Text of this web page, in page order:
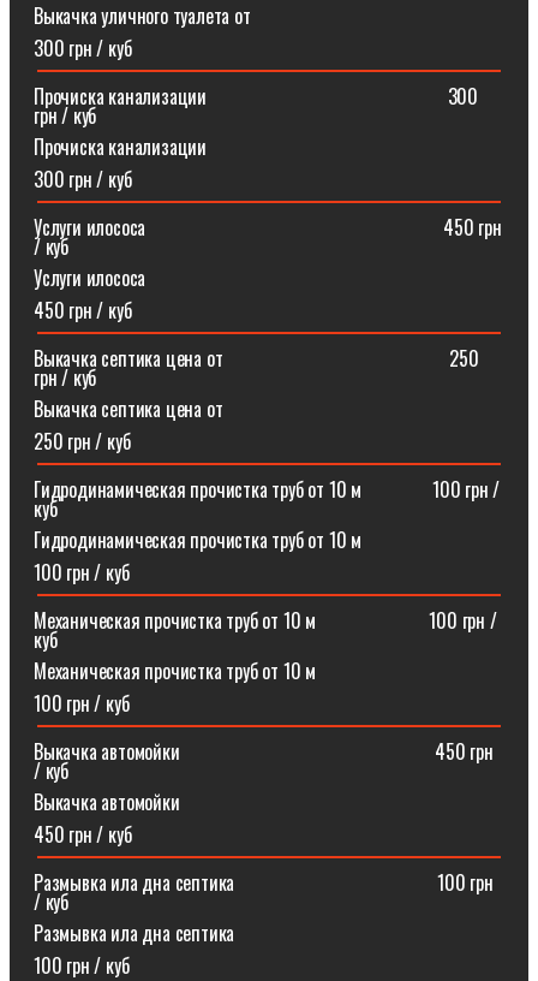
Выкачка уличного туалета от
300 грн / куб
Прочиска канализации⠀⠀⠀⠀⠀⠀⠀⠀⠀⠀⠀⠀⠀⠀⠀⠀⠀300
грн / куб
Прочиска канализации
300 грн / куб
Услуги илососа⠀⠀⠀⠀⠀⠀⠀⠀⠀⠀⠀⠀⠀⠀⠀⠀⠀⠀⠀⠀⠀450 грн
/ куб
Услуги илососа
450 грн / куб
Выкачка септика цена от⠀⠀⠀⠀⠀⠀⠀⠀⠀⠀⠀⠀⠀⠀⠀⠀250
грн / куб
Выкачка септика цена от
250 грн / куб
Гидродинамическая прочистка труб от 10 м⠀⠀⠀⠀⠀100 грн /
куб
Гидродинамическая прочистка труб от 10 м
100 грн / куб
Механическая прочистка труб от 10 м⠀⠀⠀⠀⠀⠀⠀⠀100 грн /
куб
Механическая прочистка труб от 10 м
100 грн / куб
Выкачка автомойки⠀⠀⠀⠀⠀⠀⠀⠀⠀⠀⠀⠀⠀⠀⠀⠀⠀⠀450 грн
/ куб
Выкачка автомойки
450 грн / куб
Размывка ила дна септика ⠀⠀⠀⠀⠀⠀⠀⠀⠀⠀⠀⠀⠀⠀100 грн
/ куб
Размывка ила дна септика
100 грн / куб